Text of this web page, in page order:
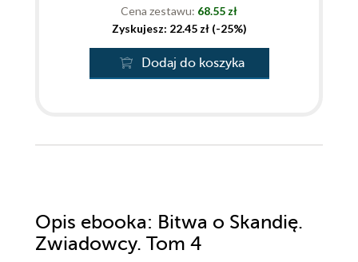
Cena zestawu: 68.55 zł
Zyskujesz: 22.45 zł (-25%)
Dodaj do koszyka
Opis ebooka: Bitwa o Skandię.
Zwiadowcy. Tom 4